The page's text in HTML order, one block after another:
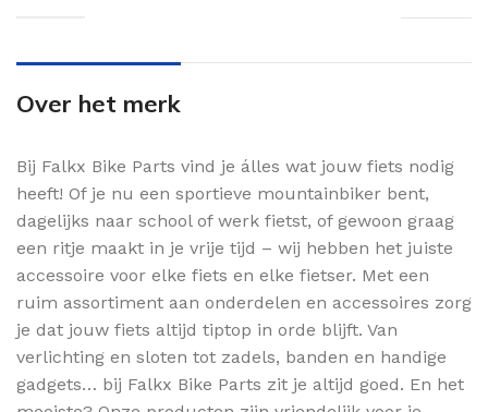
Over het merk
Bij Falkx Bike Parts vind je álles wat jouw fiets nodig
heeft! Of je nu een sportieve mountainbiker bent,
dagelijks naar school of werk fietst, of gewoon graag
een ritje maakt in je vrije tijd – wij hebben het juiste
accessoire voor elke fiets en elke fietser. Met een
ruim assortiment aan onderdelen en accessoires zorg
je dat jouw fiets altijd tiptop in orde blijft. Van
verlichting en sloten tot zadels, banden en handige
gadgets… bij Falkx Bike Parts zit je altijd goed. En het